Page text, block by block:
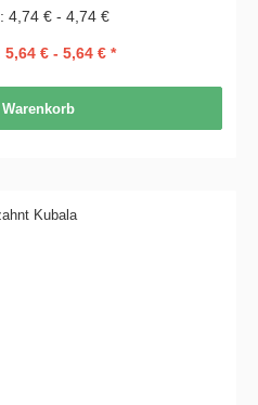
4,74 € - 4,74 €
€ - 5,64 € *